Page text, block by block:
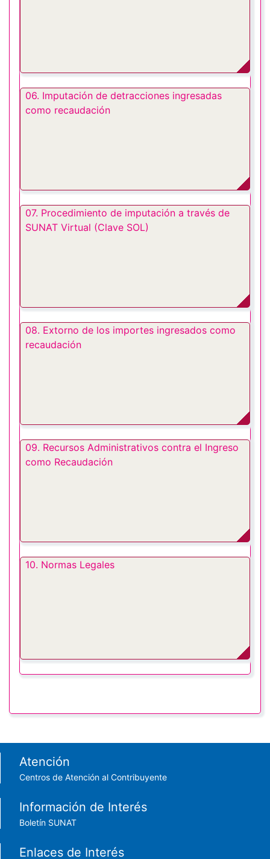
06. Imputación de detracciones ingresadas
como recaudación
07. Procedimiento de imputación a través de
SUNAT Virtual (Clave SOL)
08. Extorno de los importes ingresados como
recaudación
09. Recursos Administrativos contra el Ingreso
como Recaudación
10. Normas Legales
Footer menu
Atención
Centros de Atención al Contribuyente
Información de Interés
Boletín SUNAT
Enlaces de Interés